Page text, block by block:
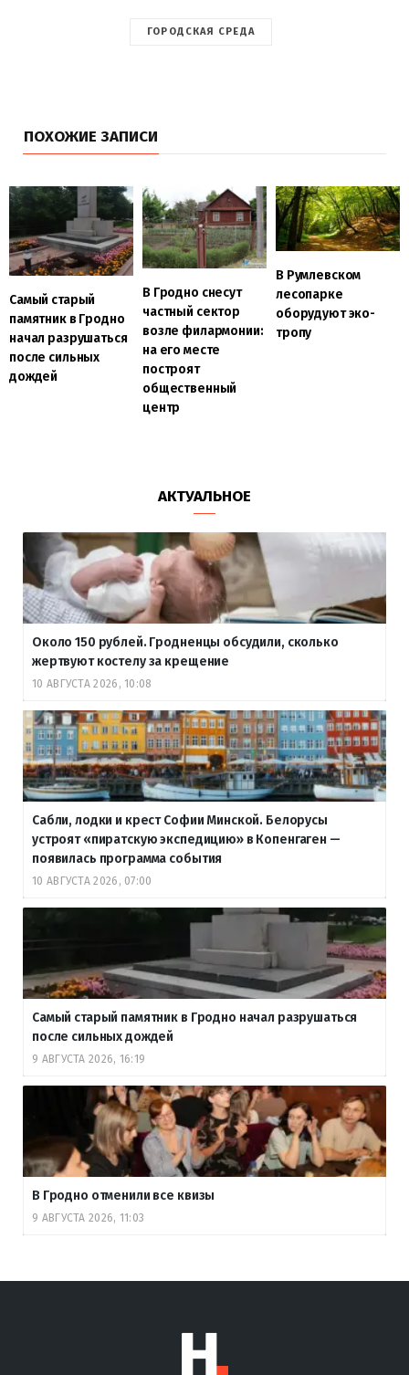
ГОРОДСКАЯ СРЕДА
ПОХОЖИЕ ЗАПИСИ
Самый старый
памятник в Гродно
начал разрушаться
после сильных
дождей
В Гродно снесут
частный сектор
возле филармонии:
на его месте
построят
общественный
центр
В Румлевском
лесопарке
оборудуют эко-
тропу
АКТУАЛЬНОЕ
Около 150 рублей. Гродненцы обсудили, сколько
жертвуют костелу за крещение
10 АВГУСТА 2026, 10:08
Сабли, лодки и крест Софии Минской. Белорусы
устроят «пиратскую экспедицию» в Копенгаген —
появилась программа события
10 АВГУСТА 2026, 07:00
Самый старый памятник в Гродно начал разрушаться
после сильных дождей
9 АВГУСТА 2026, 16:19
В Гродно отменили все квизы
9 АВГУСТА 2026, 11:03